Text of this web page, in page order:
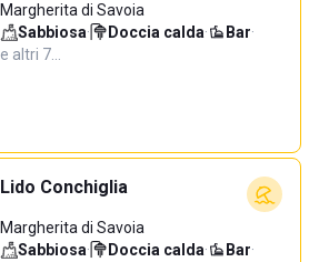
Margherita di Savoia
Sabbiosa· Doccia calda· Bar·
e altri 7…
Lido Conchiglia
Margherita di Savoia
Sabbiosa· Doccia calda· Bar·